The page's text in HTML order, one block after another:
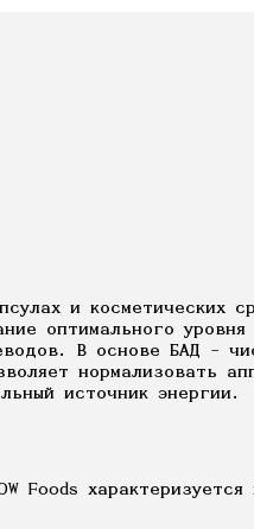
и косметических
оптимального
В основе БАД –
нормализовать
источник энергии.
Foods